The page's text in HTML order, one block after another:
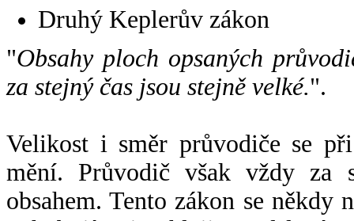
Druhý Keplerův zákon
"Obsahy ploch opsaných
za stejný čas jsou stejně velké.".
Velikost i směr průvodiče se
mění. Průvodič však vždy za
obsahem. Tento zákon se někdy